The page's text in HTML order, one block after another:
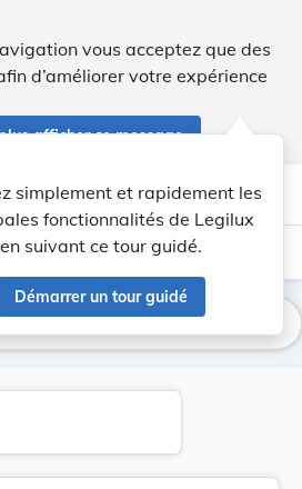
vous acceptez que des
d’améliorer votre expérience
afficher ce message
account_circle help Aide
simplement et rapidement les
fonctionnalités de Legilux
en suivant ce tour guidé.
Démarrer un tour guidé
light_mode dark_mode